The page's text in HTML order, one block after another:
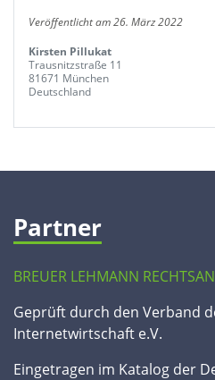
Veröffentlicht am 26. März 2022
Kirsten Pillukat
Trausnitzstraße 11
81671 München
Deutschland
Partner
BREUER LEHMANN
Geprüft durch den Verband
Internetwirtschaft e.V.
Eingetragen im Katalog der